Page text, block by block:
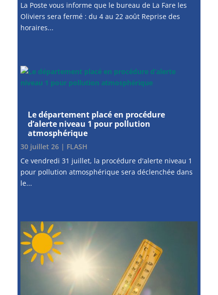
La Poste vous informe que le bureau de La Fare les
Oliviers sera fermé : du 4 au 22 août Reprise des
horaires...
Le département placé en procédure
d’alerte niveau 1 pour pollution
atmosphérique
30 juillet 26| FLASH
Ce vendredi 31 juillet, la procédure d'alerte niveau 1
pour pollution atmosphérique sera déclenchée dans
le...